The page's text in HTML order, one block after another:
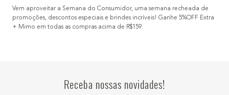
Vem aproveitar a Semana do Consumidor, uma semana recheada de
promoções, descontos especiais e brindes incríveis! Ganhe 5%OFF Extra
+ Mimo em todas as compras acima de R$159.
Receba nossas novidades!